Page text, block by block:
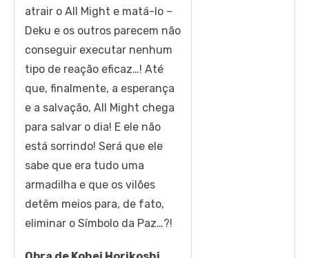
atrair o All Might e matá-lo –
Deku e os outros parecem não
conseguir executar nenhum
tipo de reação eficaz…! Até
que, finalmente, a esperança
e a salvação, All Might chega
para salvar o dia! E ele não
está sorrindo! Será que ele
sabe que era tudo uma
armadilha e que os vilões
detêm meios para, de fato,
eliminar o Símbolo da Paz…?!